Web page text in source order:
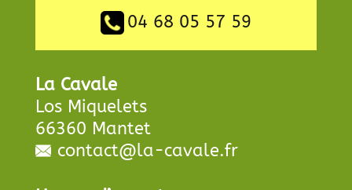
04 68 05 57 59
La Cavale
Los Miquelets
66360 Mantet
contact@la-cavale.fr